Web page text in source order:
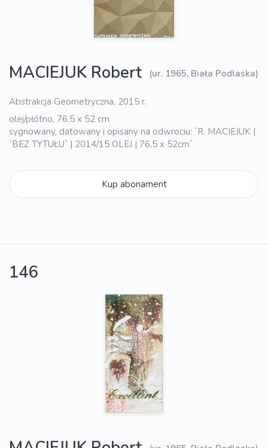
MACIEJUK Robert (ur. 1965, Biała Podlaska)
Abstrakcja Geometryczna, 2015 r.
olej/płótno, 76,5 x 52 cm
sygnowany, datowany i opisany na odwrociu: `R. MACIEJUK |
`BEZ TYTUŁU` | 2014/15 OLEJ | 76,5 x 52cm`
Kup abonament
146